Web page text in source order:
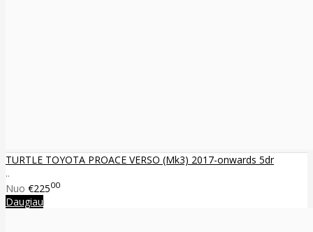
TURTLE TOYOTA PROACE VERSO (Mk3) 2017-onwards 5dr
..
Nuo €22500
Daugiau